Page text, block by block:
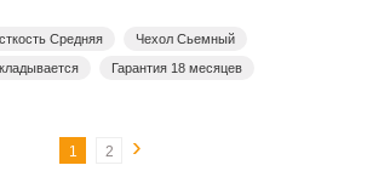
Средняя
Чехол Сьемный
Гарантия 18 месяцев
1 2 ›